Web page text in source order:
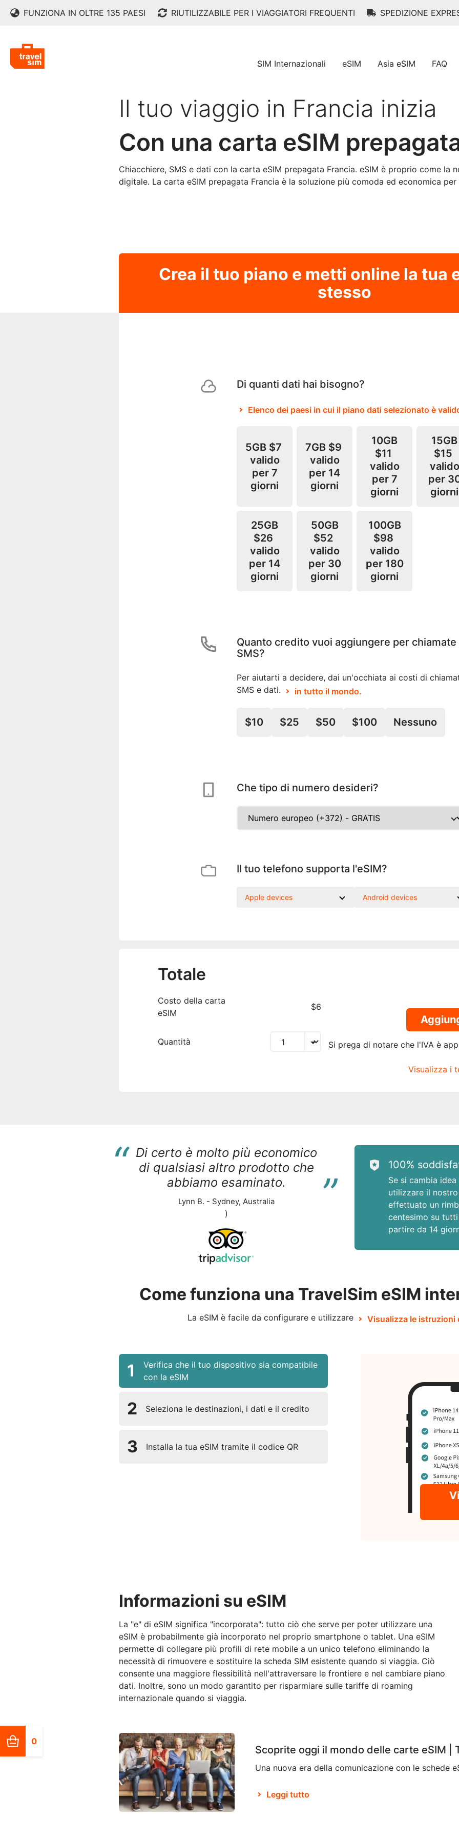
FUNZIONA IN OLTRE 135 PAESI RIUTILIZZABILE PER I VIAGGIATORI FREQUENTI SPEDIZIONE
SIM Internazionali eSIM Asia eSIM FAQ
0
Il tuo viaggio in Francia inizia
Con una carta eSIM
Chiacchiere, SMS e dati con la carta eSIM prepagata Francia. eSIM è proprio come la
digitale. La carta eSIM prepagata Francia è la soluzione più comoda ed economica
Crea il tuo piano e metti online la tua
stesso
Di quanti dati hai bisogno?
Elenco dei paesi in cui il piano dati selezionato è
5GB $7
valido
per 7
giorni
7GB $9
valido
per 14
giorni
10GB
$11
valido
per 7
giorni
15GB
$15
valido
per
giorni
25GB
$26
valido
per 14
giorni
50GB
$52
valido
per 30
giorni
100GB
$98
valido
per 180
giorni
Quanto credito vuoi aggiungere per chiamate
SMS?
Per aiutarti a decidere, dai un'occhiata ai costi di
SMS e dati.
in tutto il mondo.
$10 $25 $50 $100 Nessuno
Che tipo di numero desideri?
Il tuo telefono supporta l'eSIM?
Apple devices Android devices
Totale
Costo della carta
eSIM
$6
Quantità Si prega di notare che l'IVA è
Visualizza i
“
Di certo è molto più economico
di qualsiasi altro prodotto che
abbiamo esaminato.
“
Lynn B. - Sydney, Australia
)
100%
Se si cambia
utilizzare il
effettuato un
centesimo su
partire da 14
Come funziona una TravelSim eSIM
La eSIM è facile da configurare e utilizzare Visualizza le istruzioni
1
Verifica che il tuo dispositivo sia compatibile
con la eSIM
2 Seleziona le destinazioni, i dati e il credito
3 Installa la tua eSIM tramite il codice QR
Informazioni su eSIM
La "e" di eSIM significa "incorporata": tutto ciò che serve per poter utilizzare una
eSIM è probabilmente già incorporato nel proprio smartphone o tablet. Una eSIM
permette di collegare più profili di rete mobile a un unico telefono eliminando la
necessità di rimuovere e sostituire la scheda SIM esistente quando si viaggia. Ciò
consente una maggiore flessibilità nell'attraversare le frontiere e nel cambiare piano
dati. Inoltre, sono un modo garantito per risparmiare sulle tariffe di roaming
internazionale quando si viaggia.
Scoprite oggi il mondo delle carte eSIM |
Leggi tutto